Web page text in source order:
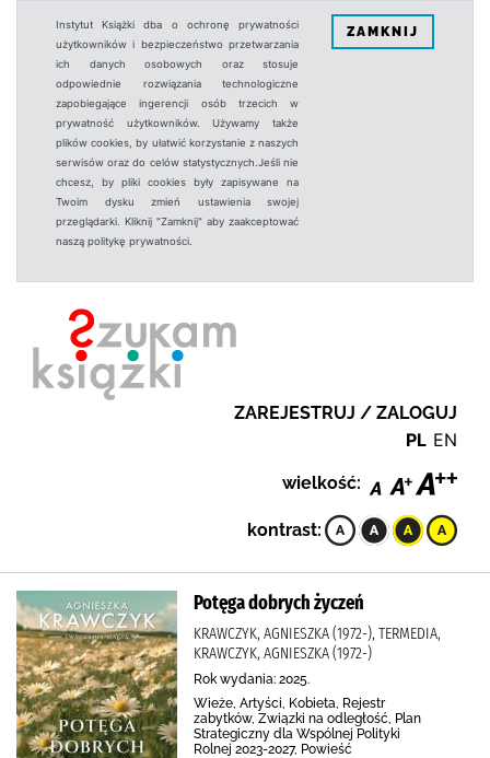
Instytut Książki dba o ochronę prywatności
użytkowników i bezpieczeństwo przetwarzania
ich danych osobowych oraz stosuje
odpowiednie rozwiązania technologiczne
zapobiegające ingerencji osób trzecich w
prywatność użytkowników. Używamy także
plików cookies, by ułatwić korzystanie z naszych
serwisów oraz do celów statystycznych.Jeśli nie
chcesz, by pliki cookies były zapisywane na
Twoim dysku zmień ustawienia swojej
przeglądarki. Kliknij "Zamknij" aby zaakceptować
naszą politykę prywatności.
ZAMKNIJ
ZAREJESTRUJ / ZALOGUJ
PL EN
wielkość:
kontrast:
Potęga dobrych życzeń
KRAWCZYK, AGNIESZKA (1972-), TERMEDIA,
KRAWCZYK, AGNIESZKA (1972-)
Rok wydania: 2025.
Wieże, Artyści, Kobieta, Rejestr
zabytków, Związki na odległość, Plan
Strategiczny dla Wspólnej Polityki
Rolnej 2023-2027, Powieść